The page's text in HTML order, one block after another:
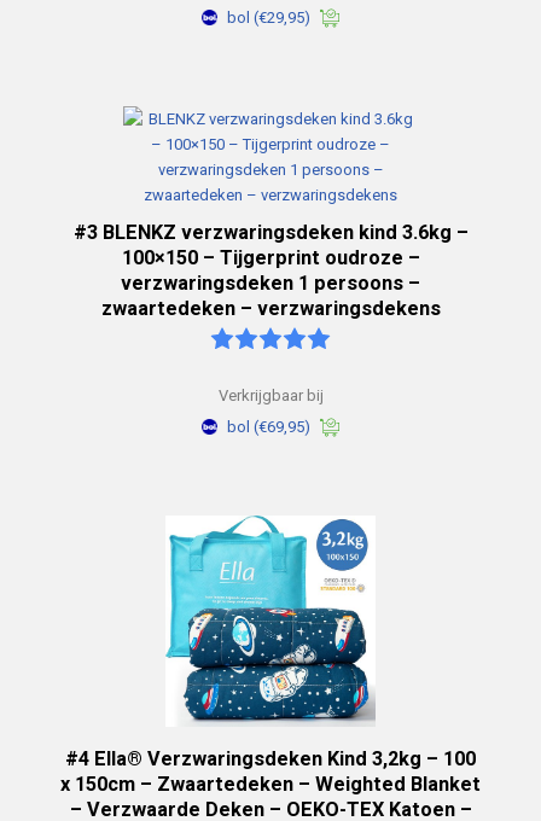
bol (€29,95)
#3 BLENKZ verzwaringsdeken kind 3.6kg –
100×150 – Tijgerprint oudroze –
verzwaringsdeken 1 persoons –
zwaartedeken – verzwaringsdekens
Verkrijgbaar bij
bol (€69,95)
#4 Ella® Verzwaringsdeken Kind 3,2kg – 100
x 150cm – Zwaartedeken – Weighted Blanket
– Verzwaarde Deken – OEKO-TEX Katoen –